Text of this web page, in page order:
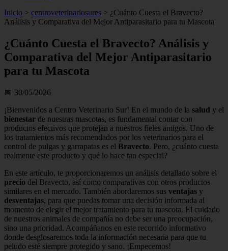
Inicio > centroveterinariosures > ¿Cuánto Cuesta el Bravecto?
Análisis y Comparativa del Mejor Antiparasitario para tu Mascota
¿Cuánto Cuesta el Bravecto? Análisis y
Comparativa del Mejor Antiparasitario
para tu Mascota
📅 30/05/2026
¡Bienvenidos a Centro Veterinario Sur! En el mundo de la salud y el
bienestar de nuestras mascotas, es fundamental contar con
productos efectivos que protejan a nuestros fieles amigos. Uno de
los tratamientos más recomendados por los veterinarios para el
control de pulgas y garrapatas es el Bravecto. Pero, ¿cuánto cuesta
realmente este producto y qué lo hace tan especial?
En este artículo, te proporcionaremos un análisis detallado sobre el
precio del Bravecto, así como comparativas con otros productos
similares en el mercado. También abordaremos sus ventajas y
desventajas, para que puedas tomar una decisión informada al
momento de elegir el mejor tratamiento para tu mascota. El cuidado
de nuestros animales de compañía no debe ser una preocupación,
sino una prioridad. Acompáñanos en este recorrido informativo
donde desglosaremos toda la información necesaria para que tu
peludo esté siempre protegido y sano. ¡Empecemos!